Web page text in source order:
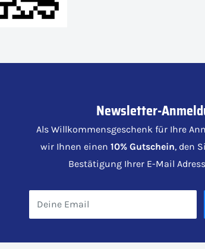
Newsletter-
Als Willkommensgeschenk für Ihre
wir Ihnen einen 10% Gutschein, den
Bestätigung Ihrer E-Mail
Deine Email